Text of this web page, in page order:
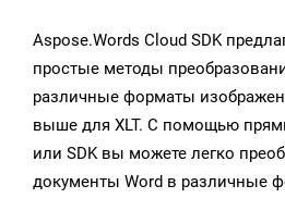
Aspose.Words Cloud SDK
простые методы
различные форматы
выше для XLT. С помощью
или SDK вы можете легко
документы Word в различные